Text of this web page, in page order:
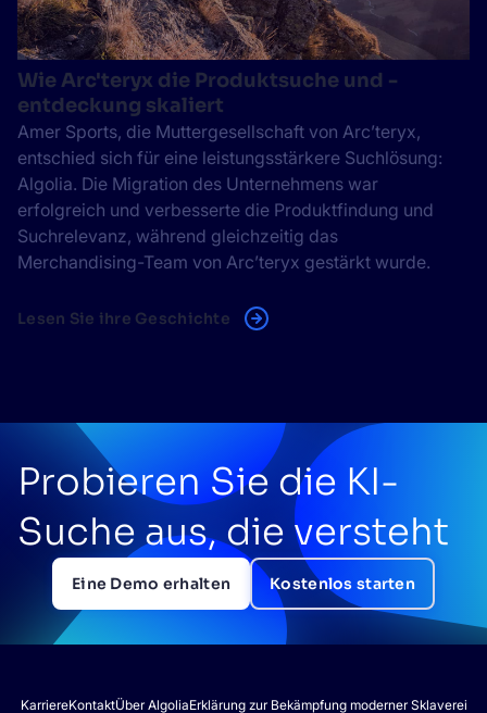
Wie Arc'teryx die Produktsuche und -
entdeckung skaliert
Amer Sports, die Muttergesellschaft von Arc’teryx,
entschied sich für eine leistungsstärkere Suchlösung:
Algolia. Die Migration des Unternehmens war
erfolgreich und verbesserte die Produktfindung und
Suchrelevanz, während gleichzeitig das
Merchandising-Team von Arc’teryx gestärkt wurde.
Lesen Sie ihre Geschichte
Probieren Sie die KI-
Suche aus, die versteht
Eine Demo erhalten Kostenlos starten
KarriereKontaktÜber AlgoliaErklärung zur Bekämpfung moderner Sklaverei